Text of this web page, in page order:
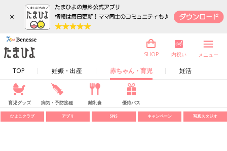
×
TOP 妊娠・出産 赤ちゃん・育児 妊活
SHOP 内祝い メニュー
育児グッズ 病気・予防接種 離乳食 優待パス
ひよこクラブ アプリ SNS キャンペーン 写真スタジオ